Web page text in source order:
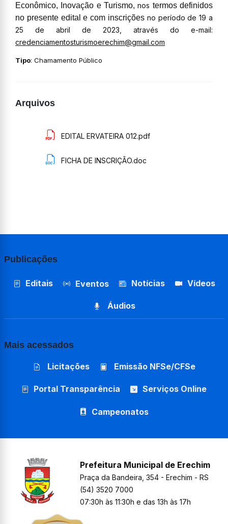
Econômico, Inovação e Turismo,nos termos definidos
no presente edital e com inscrições no período de 19 a
25 de abril de 2023, através do e-mail:
credenciamentosturismoerechim@gmail.com
Tipo: Chamamento Público
Arquivos
EDITAL ERVATEIRA 012.pdf
FICHA DE INSCRIÇÃO.doc
Publicações
Editais Eventos Notícias Vídeos
Áudios
Mais acessados
Licitações Emissão NFSe/CFSe
Portal Transparência Serviços Online
Campeonatos
Prefeitura Municipal de Erechim
Praça da Bandeira, 354 - Erechim - RS
(54) 3520 7000
07:30h às 11:30h e das 13h às 17h